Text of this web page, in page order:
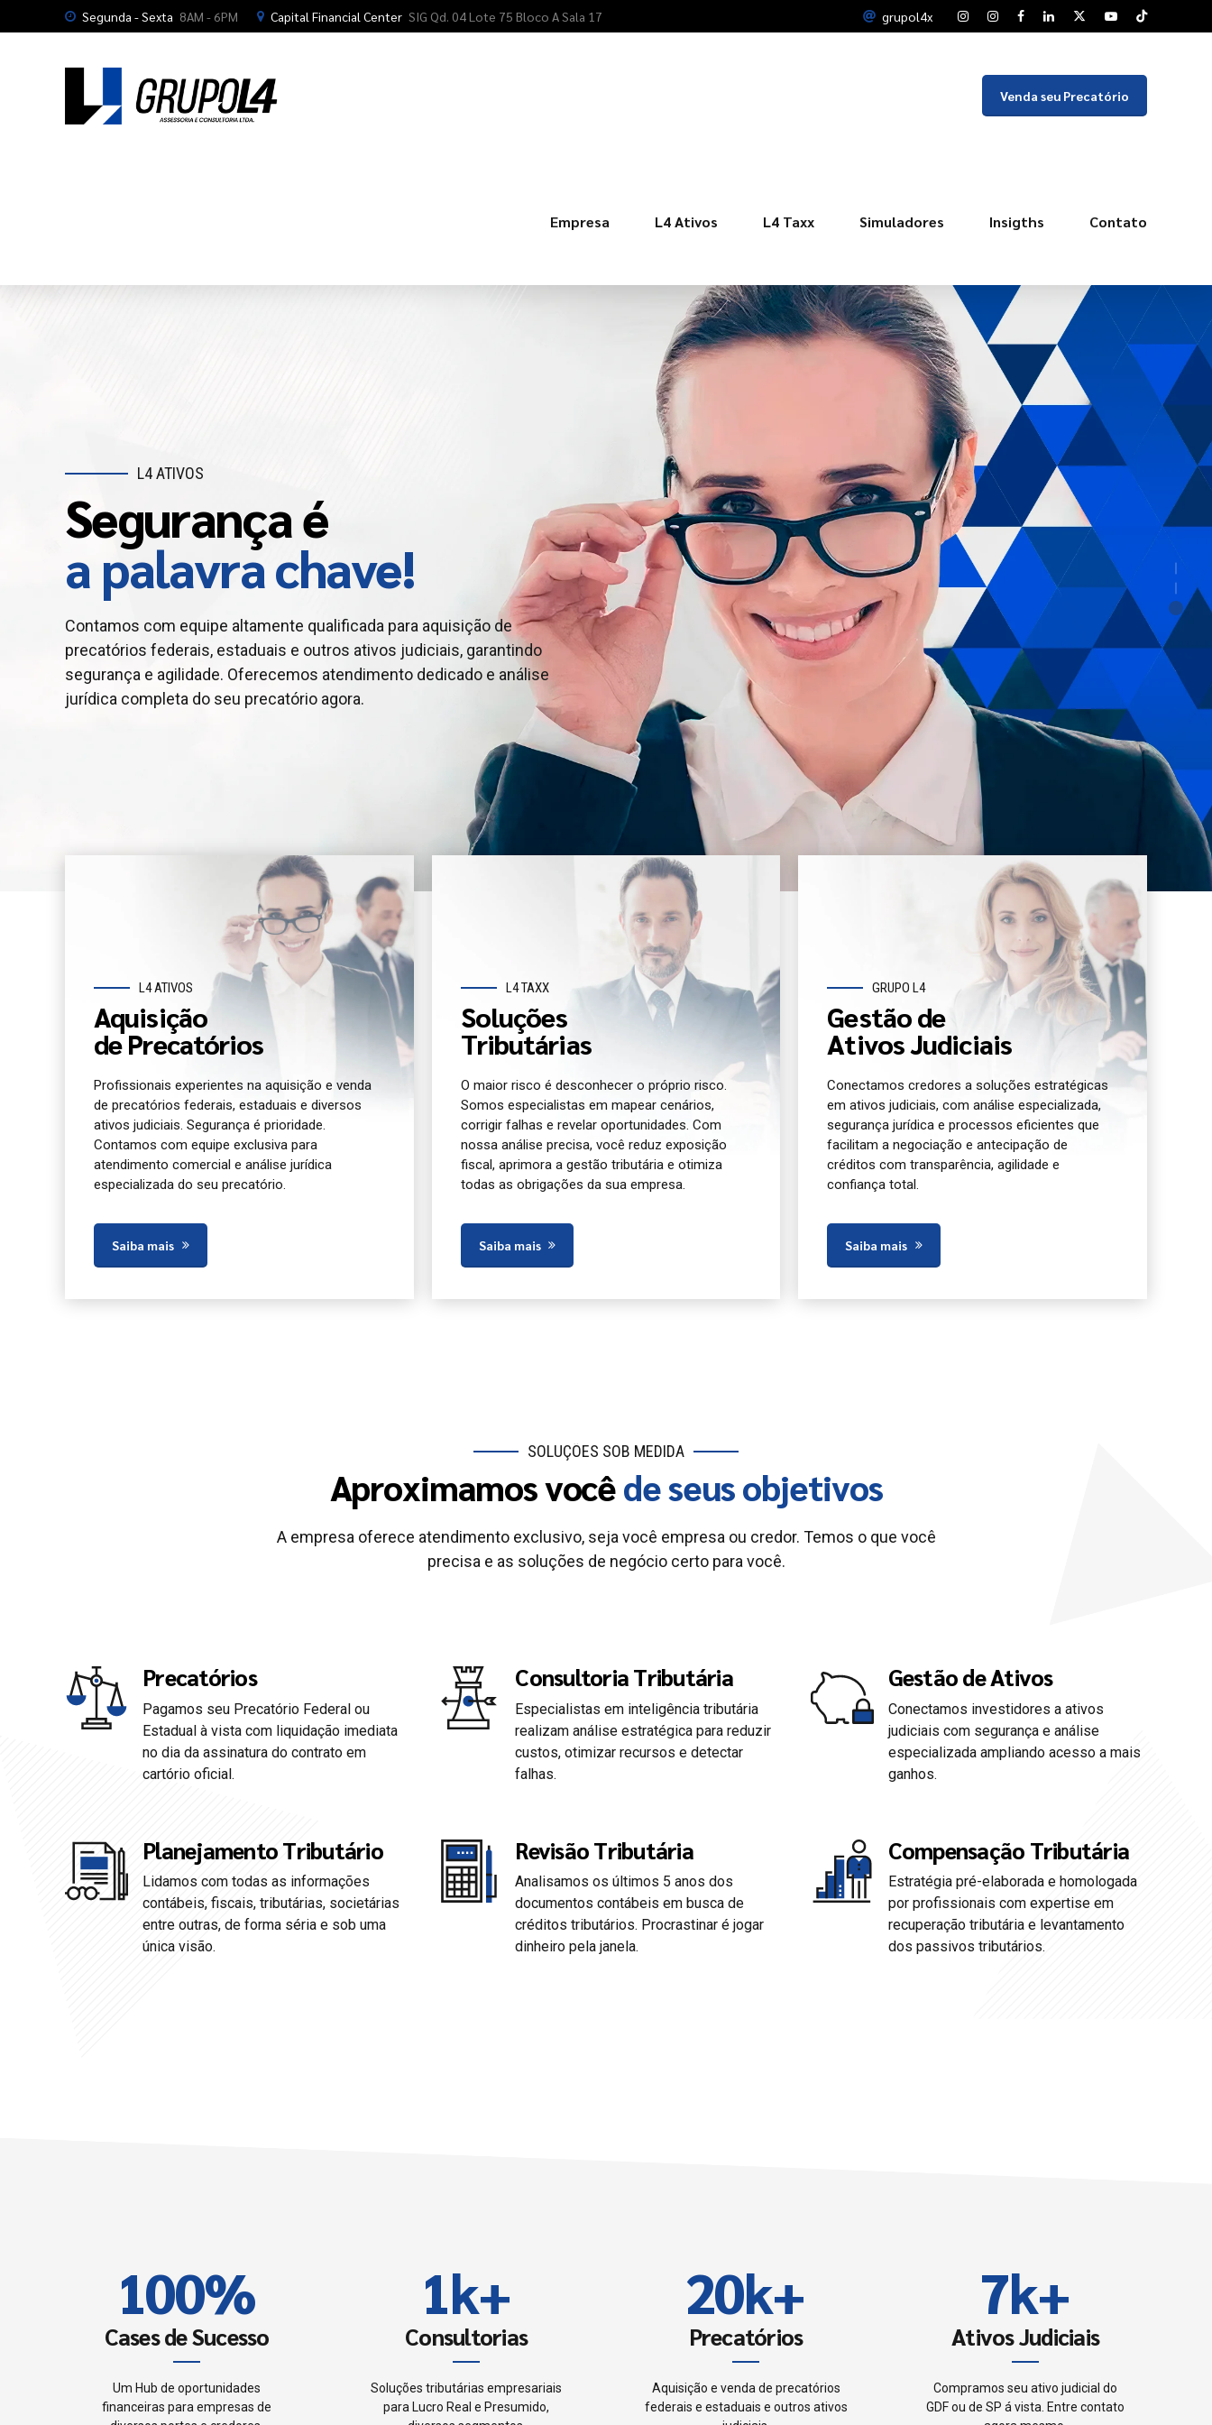
Segunda - Sexta 8AM - 6PM Capital Financial Center SIG Qd. 04 Lote 75 Bloco A Sala 17 grupol4x
Venda seu Precatório
Empresa L4 Ativos L4 Taxx Simuladores Insigths Contato
Antecipe seu
crédito judicial
Contamos com equipe altamente qualificada na negociação de
precatórios federais, estaduais e outros ativos judiciais, garantindo
segurança jurídica e agilidade. Oferecemos atendimento e análise
Procrastinar é
um erro crasso!
Planejamento tributário evita desperdícios e ajusta cobranças indevidas:
muitas empresas pagam tributos acima do exigido. Especialistas
asseguram conformidade e ganhos para seu negócio com eficiência
L4 ATIVOS
Segurança é
a palavra chave!
Contamos com equipe altamente qualificada para aquisição de
precatórios federais, estaduais e outros ativos judiciais, garantindo
segurança e agilidade. Oferecemos atendimento dedicado e análise
jurídica completa do seu precatório agora.
L4 ATIVOS
Aquisição
de Precatórios
Profissionais experientes na aquisição e venda
de precatórios federais, estaduais e diversos
ativos judiciais. Segurança é prioridade.
Contamos com equipe exclusiva para
atendimento comercial e análise jurídica
especializada do seu precatório.
Saiba mais
L4 TAXX
Soluções
Tributárias
O maior risco é desconhecer o próprio risco.
Somos especialistas em mapear cenários,
corrigir falhas e revelar oportunidades. Com
nossa análise precisa, você reduz exposição
fiscal, aprimora a gestão tributária e otimiza
todas as obrigações da sua empresa.
Saiba mais
GRUPO L4
Gestão de
Ativos Judiciais
Conectamos credores a soluções estratégicas
em ativos judiciais, com análise especializada,
segurança jurídica e processos eficientes que
facilitam a negociação e antecipação de
créditos com transparência, agilidade e
confiança total.
Saiba mais
SOLUÇÕES SOB MEDIDA
Aproximamos vocêde seus objetivos
A empresa oferece atendimento exclusivo, seja você empresa ou credor. Temos o que você
precisa e as soluções de negócio certo para você.
Precatórios
Pagamos seu Precatório Federal ou
Estadual à vista com liquidação imediata
no dia da assinatura do contrato em
cartório oficial.
Consultoria Tributária
Especialistas em inteligência tributária
realizam análise estratégica para reduzir
custos, otimizar recursos e detectar
falhas.
Gestão de Ativos
Conectamos investidores a ativos
judiciais com segurança e análise
especializada ampliando acesso a mais
ganhos.
Planejamento Tributário
Lidamos com todas as informações
contábeis, fiscais, tributárias, societárias
entre outras, de forma séria e sob uma
única visão.
Revisão Tributária
Analisamos os últimos 5 anos dos
documentos contábeis em busca de
créditos tributários. Procrastinar é jogar
dinheiro pela janela.
Compensação Tributária
Estratégia pré-elaborada e homologada
por profissionais com expertise em
recuperação tributária e levantamento
dos passivos tributários.
1
2
3
0
2
3
4
0
0
2
3
4
0%
Cases de Sucesso
Um Hub de oportunidades
financeiras para empresas de
1
2
3
k+
Consultorias
Soluções tributárias empresariais
para Lucro Real e Presumido,
2
3
4
0
2
3
0k+
Precatórios
Aquisição e venda de precatórios
federais e estaduais e outros ativos
0
1
7
8
9
k+
Ativos Judiciais
Compramos seu ativo judicial do
GDF ou de SP á vista. Entre contato